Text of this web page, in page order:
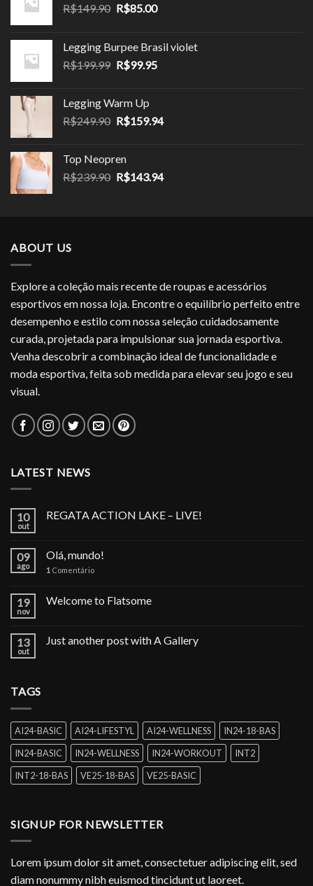
R$149.90 O
era:
R$149.90.
R$85.00O
é:
R$85.00.
Legging Burpee Brasil violet
R$199.99 O
era:
R$199.99.
R$99.95O
R$99.95.
Legging Warm Up
R$249.90 O
era:
R$249.90.
R$159.94O
R$159.94.
Top Neopren
R$239.90 O
R$143.94O
ABOUT US
Explore a coleção mais recente de roupas e acessórios
esportivos em nossa loja. Encontre o equilíbrio perfeito entre
desempenho e estilo com nossa seleção cuidadosamente
curada, projetada para impulsionar sua jornada esportiva.
Venha descobrir a combinação ideal de funcionalidade e
moda esportiva, feita sob medida para elevar seu jogo e seu
visual.
LATEST NEWS
10
out
REGATA ACTION LAKE – LIVE!
09
ago
Olá, mundo!
1 Comentário
19
nov
Welcome to Flatsome
13
out
Just another post with A Gallery
TAGS
AI24-BASIC AI24-LIFESTYL AI24-WELLNESS
IN24-18-BAS
IN24-BASIC
IN24-WELLNESS IN24-WORKOUT
INT2
INT2-18-BAS
VE25-18-BAS VE25-BASIC
SIGNUP FOR NEWSLETTER
Lorem ipsum dolor sit amet, consectetuer adipiscing elit, sed
diam nonummy nibh euismod tincidunt ut laoreet.